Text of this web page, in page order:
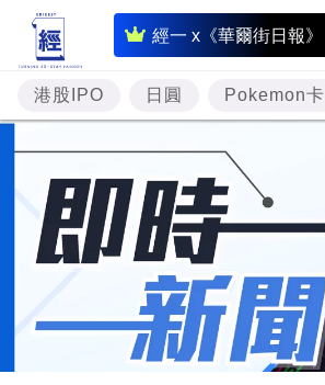
經一 x《華爾街日報》
即
時
財
經
專
題
投
資
樓
市
港股IPO 日圓 Pokemon卡